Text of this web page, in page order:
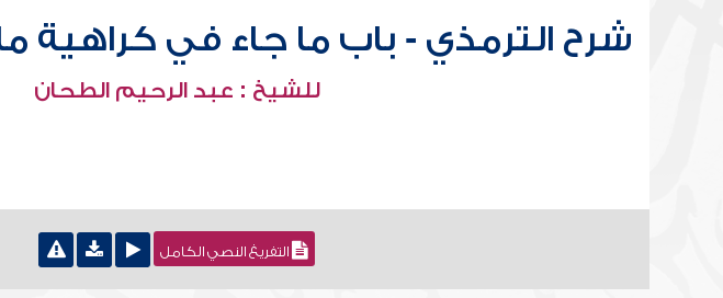
شرح الترمذي - باب ما جاء في كراهية ما
للشيخ : عبد الرحيم الطحان
التفريغ النصي الكامل